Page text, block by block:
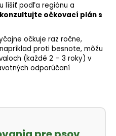
líšiť podľa regiónu a
očkovací plán s
očkuje raz ročne,
proti besnote, môžu
(každé 2 – 3 roky) v
odporúčaní